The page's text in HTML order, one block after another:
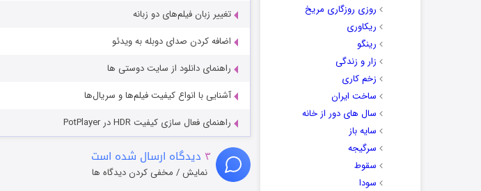
روزی روزگاری مریخ
ریکاوری
رینگو
زار و زندگی
زخم کاری
ساخت ایران
سال های دور از خانه
سایه باز
سرگیجه
سقوط
سودا
تغییر زبان فیلم‌های دو زبانه
اضافه کردن صدای دوبله به ویدئو
راهنمای دانلود از سایت دوستی ها
آشنایی با انواع کیفیت فیلم‌ها و سریال‌ها
راهنمای فعال سازی کیفیت HDR در PotPlayer
۳ دیدگاه ارسال شده است
نمایش / مخفی کردن دیدگاه ها